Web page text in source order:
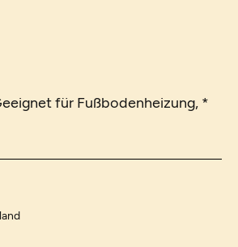
für Fußbodenheizung, *